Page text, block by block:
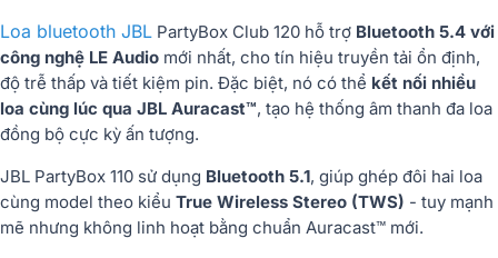
Loa bluetooth JBL PartyBox Club 120 hỗ trợ Bluetooth 5.4 với
công nghệ LE Audio mới nhất, cho tín hiệu truyền tải ổn định,
độ trễ thấp và tiết kiệm pin. Đặc biệt, nó có thể kết nối nhiều
loa cùng lúc qua JBL Auracast™, tạo hệ thống âm thanh đa loa
đồng bộ cực kỳ ấn tượng.
JBL PartyBox 110 sử dụng Bluetooth 5.1, giúp ghép đôi hai loa
cùng model theo kiểu True Wireless Stereo (TWS) - tuy mạnh
mẽ nhưng không linh hoạt bằng chuẩn Auracast™ mới.